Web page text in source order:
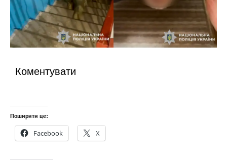
Коментувати
Поширити це:
Facebook X